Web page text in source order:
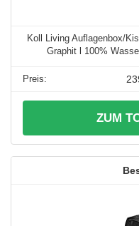
Koll Living Auflagenbox/
Graphit l 100%
ZUM